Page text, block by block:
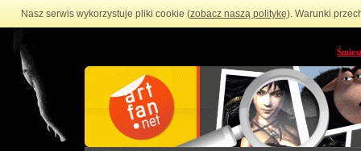
Nasz serwis wykorzystuje pliki cookie (zobacz naszą politykę). Warunki